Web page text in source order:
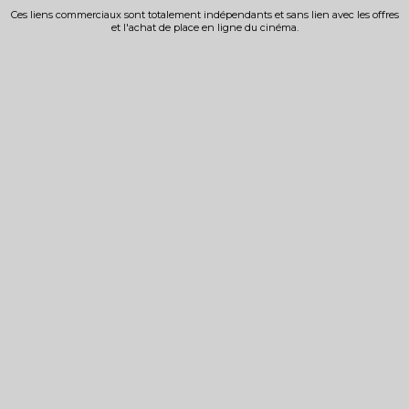
Ces liens commerciaux sont totalement indépendants et sans lien avec les offres
et l'achat de place en ligne du cinéma.